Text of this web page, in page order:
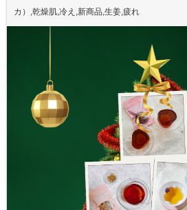
カ） ,乾燥肌,冷え ,新商品,生姜,疲れ